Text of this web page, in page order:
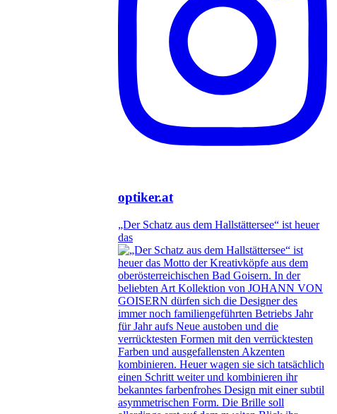
optiker.at
„Der Schatz aus dem Hallstättersee“ ist heuer
das